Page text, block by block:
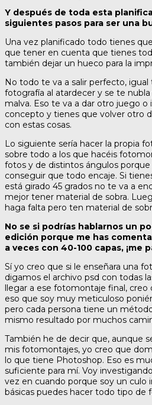
Y después de toda esta
siguientes pasos para ser una
Una vez planificado todo tienes
que tener en cuenta que tienes
también dejar un hueco para la
No todo te va a salir perfecto, igual
fotografía al atardecer y se te
malva. Eso te va a dar otro juego o
concepto y tienes que volver otro
con estas cosas.
Lo siguiente sería hacer la propia
sobre todo a los que hacéis
fotos y de distintos ángulos
conseguir que todo encaje. Si
está girado 45 grados no te va a
mejor tener material de sobra.
haga falta pero ten material de
No se si podrías hablarnos un
edición porque me has
a veces con 40-100 capas, ¡me
Sí yo creo que si le enseñara una
digamos el archivo psd con todas
llegar a ese fotomontaje final,
eso que soy muy meticuloso
pero cada persona tiene un
mismo resultado por muchos
También he de decir que, aunque
mis fotomontajes, yo creo que
lo que tiene Photoshop. Eso es
suficiente para mí. Voy
vez en cuando porque soy un culo
básicas puedes hacer todo tipo de